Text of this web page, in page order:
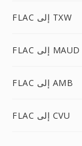
FLAC إلى TXW
FLAC إلى MAUD
FLAC إلى AMB
FLAC إلى CVU